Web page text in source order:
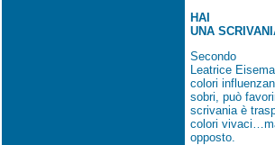
HAI
UNA
Secondo
Leatrice
colori
sobri, può
scrivania è
colori
opposto.